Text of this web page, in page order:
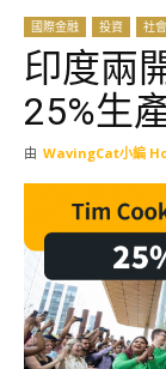
國際金融 投資 社
印度兩
25%生
由 WavingCat小編